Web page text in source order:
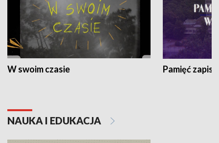
W swoim czasie Pamięć
NAUKA I EDUKACJA